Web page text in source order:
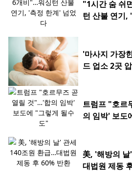
"1시간 숨 쉬
턴 산불 연기,
'마사지 가장
드 업소 2곳
트럼프 "호르
의 임박' 보도
美, '해방의
대법원 제동